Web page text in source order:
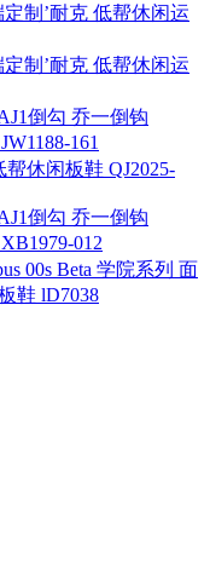
制’耐克 低帮休闲运
制’耐克 低帮休闲运
倒勾 乔一倒钩
161
帮休闲板鞋 QJ2025-
倒勾 乔一倒钩
012
00s Beta 学院系列 面
鞋 lD7038